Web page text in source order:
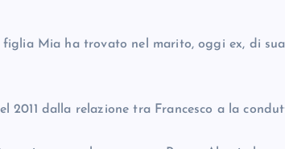
figlia Mia ha trovato nel marito, oggi ex, di
2011 dalla relazione tra Francesco a la